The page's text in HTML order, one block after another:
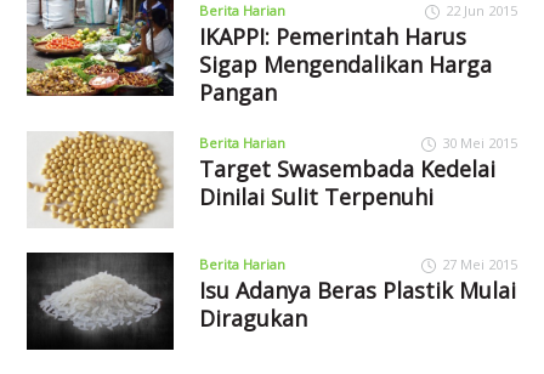
Berita Harian 22 Jun 2015
IKAPPI: Pemerintah Harus
Sigap Mengendalikan Harga
Pangan
Berita Harian 30 Mei 2015
Target Swasembada Kedelai
Dinilai Sulit Terpenuhi
Berita Harian 27 Mei 2015
Isu Adanya Beras Plastik Mulai
Diragukan